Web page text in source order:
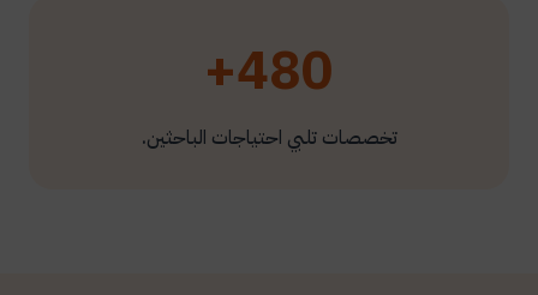
480+
تخصصات تلبي احتياجات الباحثين.